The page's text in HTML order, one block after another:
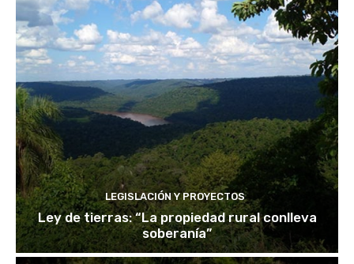
LEGISLACIÓN Y PROYECTOS
Ley de tierras: “La propiedad rural conlleva
soberanía”